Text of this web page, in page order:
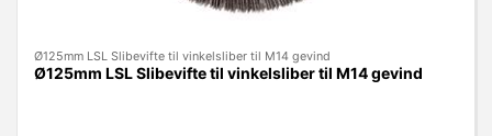
Ø125mm LSL Slibevifte til vinkelsliber til M14 gevind
Ø125mm LSL Slibevifte til vinkelsliber til M14 gevind